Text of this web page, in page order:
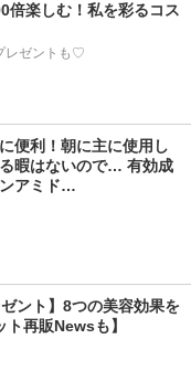
倍楽しむ！私を彩るコス
レゼントも♡
便利！朝に主に使用し
暇はないので… 有効成
アミド…
ント】8つの美容効果を
再販Newsも】